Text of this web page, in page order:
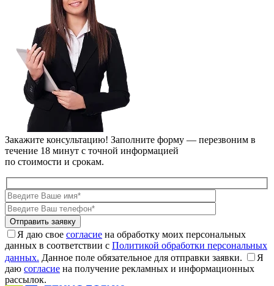
Закажите консультацию! Заполните форму — перезвоним в
течение 18 минут с точной информацией
по стоимости и срокам.
Я даю свое согласие на обработку моих персональных
данных в соответствии с Политикой обработки персональных
данных. Данное поле обязательное для отправки заявки.
Я
даю согласие на получение рекламных и информационных
рассылок.